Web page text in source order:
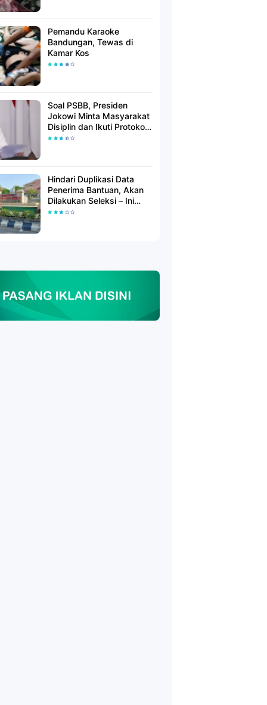
Pemandu Karaoke
Bandungan, Tewas di
Kamar Kos
Soal PSBB, Presiden
Jokowi Minta Masyarakat
Disiplin dan Ikuti Protokol
Kesehatan
Hindari Duplikasi Data
Penerima Bantuan, Akan
Dilakukan Seleksi – Ini
Penjelasanya